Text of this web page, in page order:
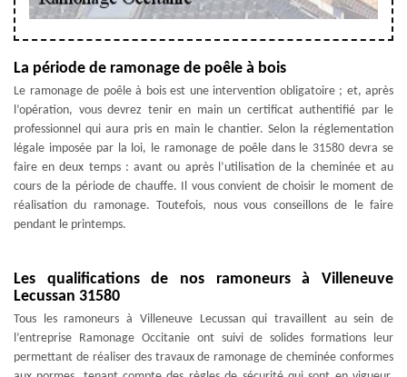
La période de ramonage de poêle à bois
Le ramonage de poêle à bois est une intervention obligatoire ; et, après
l’opération, vous devrez tenir en main un certificat authentifié par le
professionnel qui aura pris en main le chantier. Selon la réglementation
légale imposée par la loi, le ramonage de poêle dans le 31580 devra se
faire en deux temps : avant ou après l’utilisation de la cheminée et au
cours de la période de chauffe. Il vous convient de choisir le moment de
réalisation du ramonage. Toutefois, nous vous conseillons de le faire
pendant le printemps.
Les qualifications de nos ramoneurs à Villeneuve
Lecussan 31580
Tous les ramoneurs à Villeneuve Lecussan qui travaillent au sein de
l’entreprise Ramonage Occitanie ont suivi de solides formations leur
permettant de réaliser des travaux de ramonage de cheminée conformes